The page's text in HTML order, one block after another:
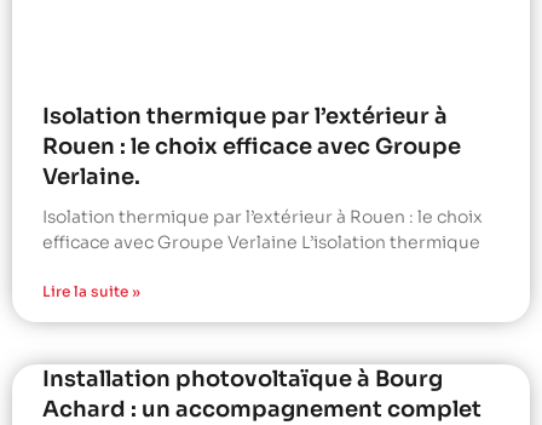
Isolation thermique par l’extérieur à
Rouen : le choix efficace avec Groupe
Verlaine.
Isolation thermique par l’extérieur à Rouen : le choix
efficace avec Groupe Verlaine L’isolation thermique
Lire la suite »
Installation photovoltaïque à Bourg
Achard : un accompagnement complet